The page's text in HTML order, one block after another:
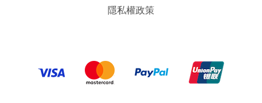
隱私權政策